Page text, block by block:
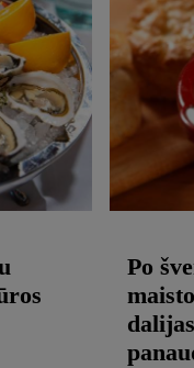
Po